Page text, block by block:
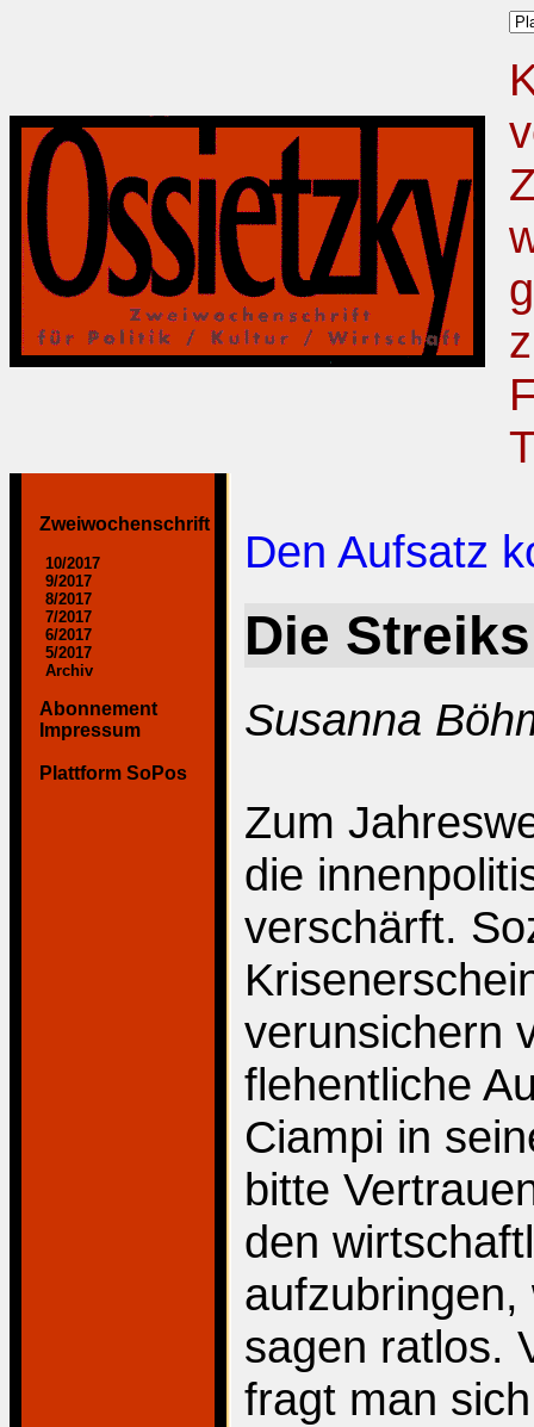
Zweiwochenschrift
10/2017
9/2017
8/2017
7/2017
6/2017
5/2017
Archiv
Abonnement
Impressum
Plattform SoPos
Den Aufsatz
Die
Susanna
Zum
die
verschärft.
verunsichern
flehentliche
Ciampi in
bitte
den
sagen ratlos.
fragt man